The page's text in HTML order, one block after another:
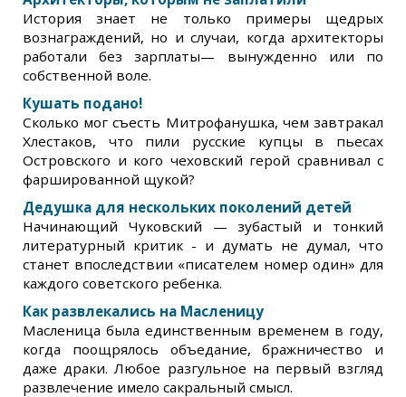
История знает не только примеры щедрых
вознаграждений, но и случаи, когда архитекторы
работали без зарплаты— вынужденно или по
собственной воле.
Кушать подано!
Сколько мог съесть Митрофанушка, чем завтракал
Хлестаков, что пили русские купцы в пьесах
Островского и кого чеховский герой сравнивал с
фаршированной щукой?
Дедушка для нескольких поколений детей
Начинающий Чуковский — зубастый и тонкий
литературный критик - и думать не думал, что
станет впоследствии «писателем номер один» для
каждого советского ребенка.
Как развлекались на Масленицу
Масленица была единственным временем в году,
когда поощрялось объедание, бражничество и
даже драки. Любое разгульное на первый взгляд
развлечение имело сакральный смысл.